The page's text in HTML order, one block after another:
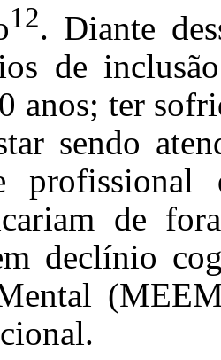
12. Diante
de
anos; ter
sendo
de
declínio